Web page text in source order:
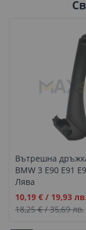
Вътрешна
BMW 3 E90 E91
Лява
Промо
цена
10,19 € / 19,93 лв.
18,25 €/35,69 лв.